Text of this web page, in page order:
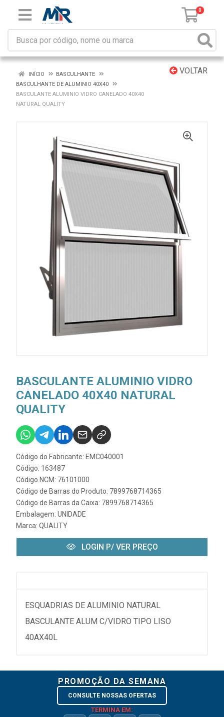
0
VOLTAR
INÍCIO
BASCULHANTE
BASCULHANTE DE ALUMINIO 40X40
BASCULANTE ALUMINIO VIDRO CANELADO 40X40
NATURAL QUALITY
BASCULANTE ALUMINIO VIDRO
CANELADO 40X40 NATURAL
QUALITY
Código do Fabricante: EMC040001
Código: 163487
Código NCM: 76101000
Código de Barras do Produto: 7899768714365
Código de Barras da Caixa: 7899768714365
Embalagem: UNIDADE
Marca: QUALITY
LOGIN P/ VER PREÇO
ESQUADRIAS DE ALUMINIO NATURAL
BASCULANTE ALUM C/VIDRO TIPO LISO
40AX40L
PROMOÇÃO DA SEMANA
CONSULTE NOSSAS OFERTAS
TERMINA EM: